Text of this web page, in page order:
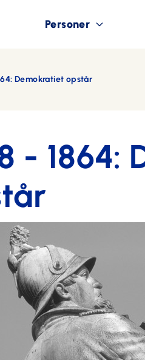
Personer
Demokratiet opstår
- 1864: